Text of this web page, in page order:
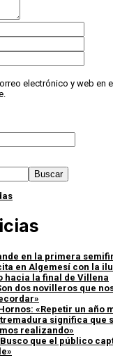
electrónico y web en
Buscar
en la primera
en Algemesí con la
hacia la final de Villena
dos novilleros que
«Repetir un año
significa que
realizando»
que el público